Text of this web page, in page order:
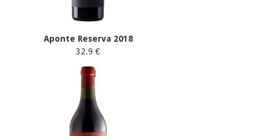
Aponte Reserva 2018
32.9 €